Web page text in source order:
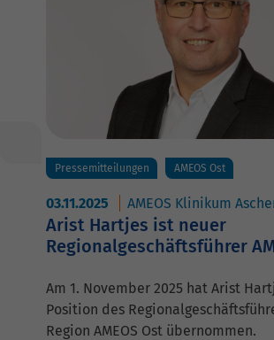
Pressemitteilungen AMEOS Ost
03.11.2025 AMEOS Klinikum
Arist Hartjes ist neuer
Regionalgeschäftsführer
Am 1. November 2025 hat Arist
Position des
Region AMEOS Ost übernommen.